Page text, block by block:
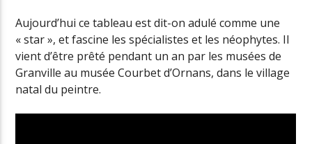
Aujourd’hui ce tableau est dit-on adulé comme une
« star », et fascine les spécialistes et les néophytes. Il
vient d’être prêté pendant un an par les musées de
Granville au musée Courbet d’Ornans, dans le village
natal du peintre.